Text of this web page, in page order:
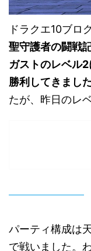
ドラクエ10ブロ
聖守護者の闘戦
ガストのレベル
勝利してきまし
たが、昨日のレ
パーティ構成は
で戦いました。